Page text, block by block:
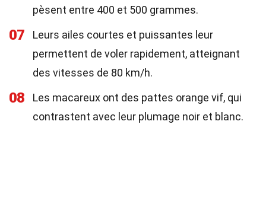
pèsent entre 400 et 500 grammes.
07
Leurs ailes courtes et puissantes leur
permettent de voler rapidement, atteignant
des vitesses de 80 km/h.
08
Les macareux ont des pattes orange vif, qui
contrastent avec leur plumage noir et blanc.